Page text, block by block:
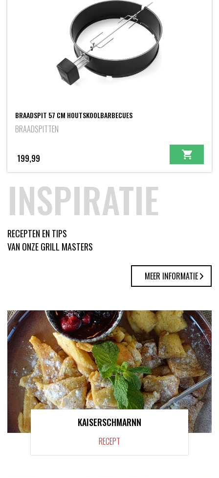
BRAADSPIT 57 CM HOUTSKOOLBARBECUES
BRAADSPITTEN
199,99
INSPIRATIE
RECEPTEN EN TIPS
VAN ONZE GRILL MASTERS
MEER INFORMATIE
KAISERSCHMARNN
RECEPT